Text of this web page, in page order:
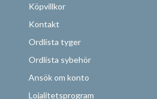
Köpvillkor
Kontakt
Ordlista tyger
Ordlista sybehör
Ansök om konto
Lojalitetsprogram